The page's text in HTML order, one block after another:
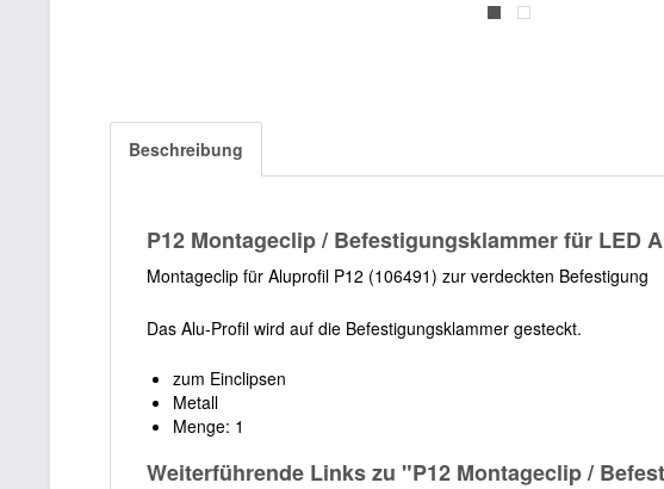
Beschreibung
P12 Montageclip / Befestigungsklammer für LED
Montageclip für Aluprofil P12 (106491) zur verdeckten Befestigung
Das Alu-Profil wird auf die Befestigungsklammer gesteckt.
zum Einclipsen
Metall
Menge: 1
Weiterführende Links zu "P12 Montageclip /